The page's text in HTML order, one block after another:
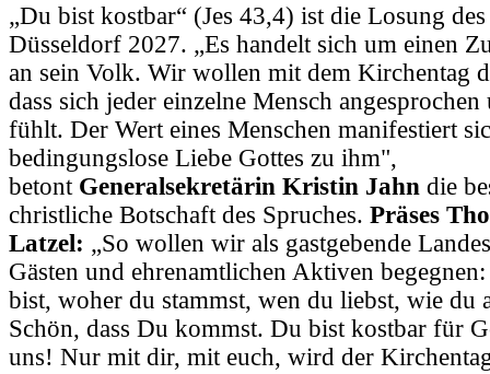
„Du bist kostbar“ (Jes 43,4) ist die Losung
Düsseldorf 2027. „Es handelt sich um einen
an sein Volk. Wir wollen mit dem Kirchentag
dass sich jeder einzelne Mensch
fühlt. Der Wert eines Menschen manifestiert
bedingungslose Liebe Gottes zu ihm",
betont Generalsekretärin Kristin Jahn die
christliche Botschaft des Spruches. Präses
Latzel: „So wollen wir als gastgebende
Gästen und ehrenamtlichen Aktiven
bist, woher du stammst, wen du liebst, wie du
Schön, dass Du kommst. Du bist kostbar für
uns! Nur mit dir, mit euch, wird der